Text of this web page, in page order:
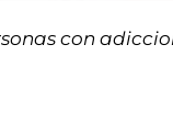
con